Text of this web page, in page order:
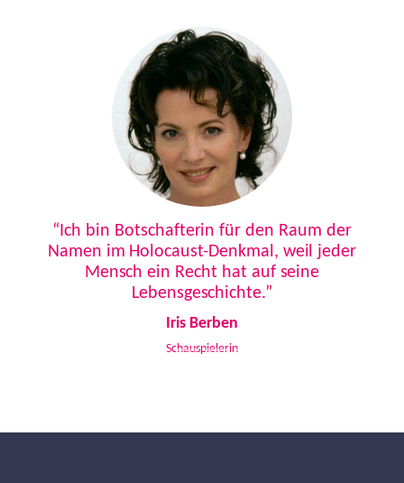
“Ich bin Botschafterin für den Raum der
Namen im Holocaust-Denkmal, weil jeder
Mensch ein Recht hat auf seine
Lebensgeschichte.”
Iris Berben
Schauspielerin